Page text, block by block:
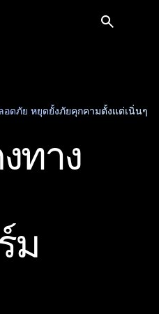
ดภัย หยุดยั้งภัยคุกคามตั้งแต่เนิ่นๆ
ทาง
ม